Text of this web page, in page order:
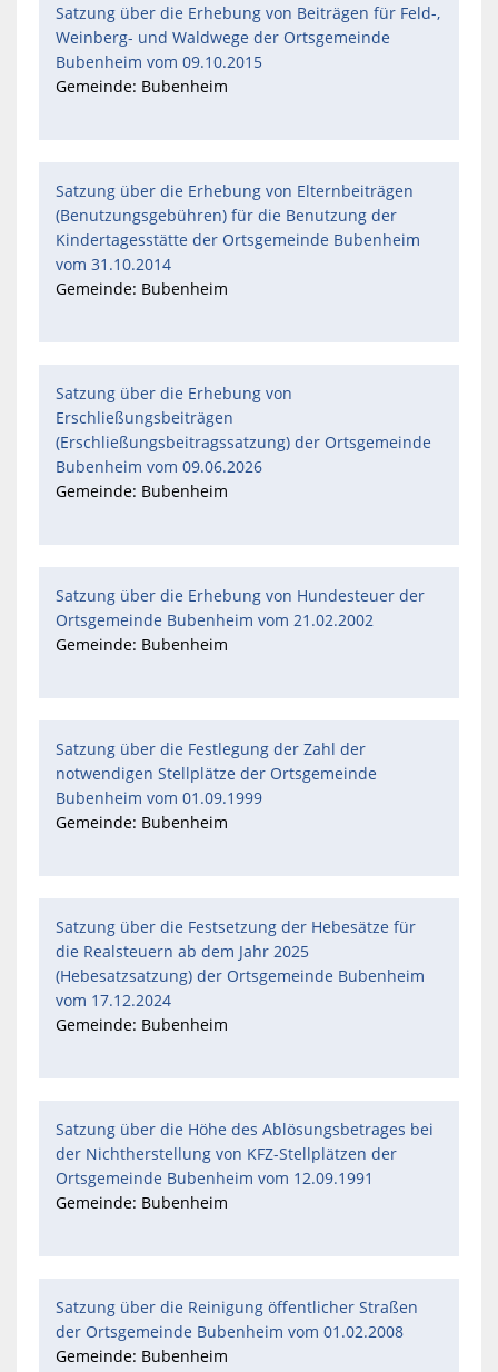
Satzung über die Erhebung von Beiträgen für Feld-,
Weinberg- und Waldwege der Ortsgemeinde
Bubenheim vom 09.10.2015
Gemeinde: Bubenheim
Satzung über die Erhebung von Elternbeiträgen
(Benutzungsgebühren) für die Benutzung der
Kindertagesstätte der Ortsgemeinde Bubenheim
vom 31.10.2014
Gemeinde: Bubenheim
Satzung über die Erhebung von
Erschließungsbeiträgen
(Erschließungsbeitragssatzung) der Ortsgemeinde
Bubenheim vom 09.06.2026
Gemeinde: Bubenheim
Satzung über die Erhebung von Hundesteuer der
Ortsgemeinde Bubenheim vom 21.02.2002
Gemeinde: Bubenheim
Satzung über die Festlegung der Zahl der
notwendigen Stellplätze der Ortsgemeinde
Bubenheim vom 01.09.1999
Gemeinde: Bubenheim
Satzung über die Festsetzung der Hebesätze für
die Realsteuern ab dem Jahr 2025
(Hebesatzsatzung) der Ortsgemeinde Bubenheim
vom 17.12.2024
Gemeinde: Bubenheim
Satzung über die Höhe des Ablösungsbetrages bei
der Nichtherstellung von KFZ-Stellplätzen der
Ortsgemeinde Bubenheim vom 12.09.1991
Gemeinde: Bubenheim
Satzung über die Reinigung öffentlicher Straßen
der Ortsgemeinde Bubenheim vom 01.02.2008
Gemeinde: Bubenheim